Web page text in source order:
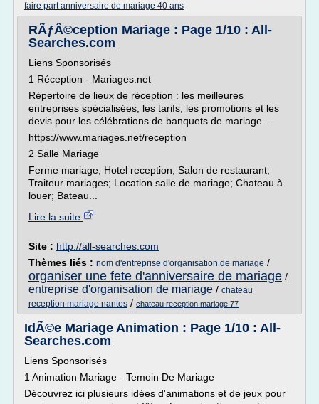
faire part anniversaire de mariage 40 ans
RÃƒÂ©ception Mariage : Page 1/10 : All-
Searches.com
Liens Sponsorisés
1 Réception - Mariages.net
Répertoire de lieux de réception : les meilleures
entreprises spécialisées, les tarifs, les promotions et les
devis pour les célébrations de banquets de mariage ...
https://www.mariages.net/reception
2 Salle Mariage
Ferme mariage; Hotel reception; Salon de restaurant;
Traiteur mariages; Location salle de mariage; Chateau à
louer; Bateau...
Lire la suite
Site : http://all-searches.com
Thèmes liés : nom d'entreprise d'organisation de mariage /
organiser une fete d'anniversaire de mariage /
entreprise d'organisation de mariage / chateau
reception mariage nantes / chateau reception mariage 77
IdÃ©e Mariage Animation : Page 1/10 : All-
Searches.com
Liens Sponsorisés
1 Animation Mariage - Temoin De Mariage
Découvrez ici plusieurs idées d'animations et de jeux pour